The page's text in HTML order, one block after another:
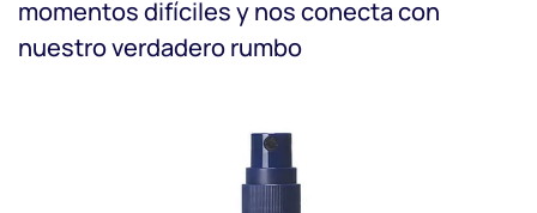
momentos difíciles y nos conecta con
nuestro verdadero rumbo